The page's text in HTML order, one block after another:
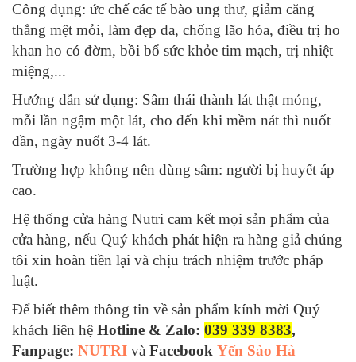
Công dụng: ức chế các tế bào ung thư, giảm căng
thẳng mệt mỏi, làm đẹp da, chống lão hóa, điều trị ho
khan ho có đờm, bồi bổ sức khỏe tim mạch, trị nhiệt
miệng,...
Hướng dẫn sử dụng: Sâm thái thành lát thật mỏng,
mỗi lần ngậm một lát, cho đến khi mềm nát thì nuốt
dần, ngày nuốt 3-4 lát.
Trường hợp không nên dùng sâm: người bị huyết áp
cao.
Hệ thống cửa hàng Nutri cam kết mọi sản phẩm của
cửa hàng, nếu Quý khách phát hiện ra hàng giả chúng
tôi xin hoàn tiền lại và chịu trách nhiệm trước pháp
luật.
Để biết thêm thông tin về sản phẩm kính mời Quý
khách liên hệ Hotline & Zalo: 039 339 8383,
Fanpage: NUTRI và Facebook Yến Sào Hà